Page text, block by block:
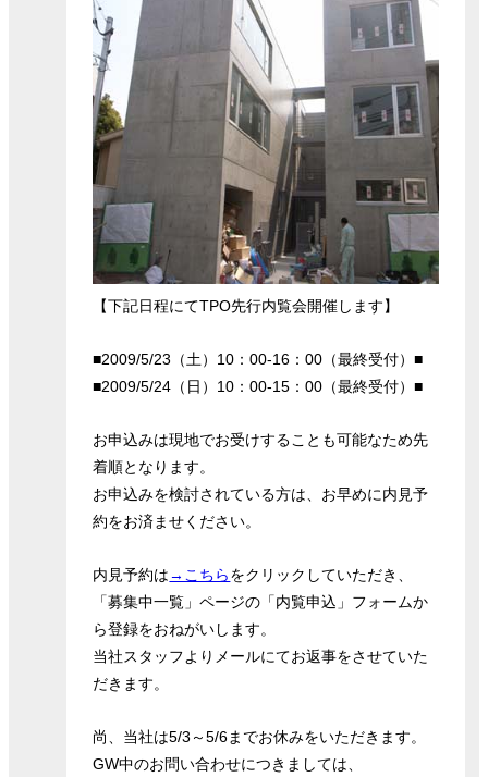
【下記日程にてTPO先行内覧会開催します】
■2009/5/23（土）10：00-16：00（最終受付）■
■2009/5/24（日）10：00-15：00（最終受付）■
お申込みは現地でお受けすることも可能なため先
着順となります。
お申込みを検討されている方は、お早めに内見予
約をお済ませください。
内見予約は→こちらをクリックしていただき、
「募集中一覧」ページの「内覧申込」フォームか
ら登録をおねがいします。
当社スタッフよりメールにてお返事をさせていた
だきます。
尚、当社は5/3～5/6までお休みをいただきます。
GW中のお問い合わせにつきましては、